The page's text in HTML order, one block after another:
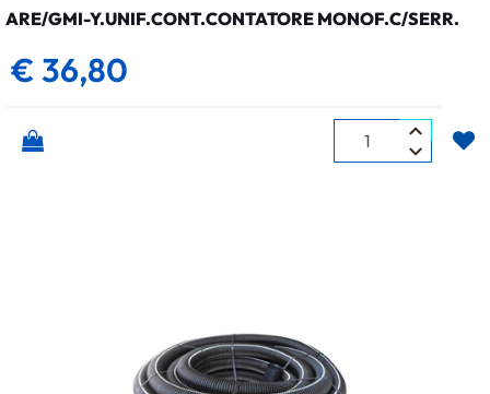
ARE/GMI-Y.UNIF.CONT.CONTATORE MONOF.C/SERR.
€ 36,80
Quantità